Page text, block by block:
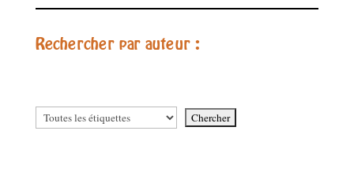
Rechercher par auteur :